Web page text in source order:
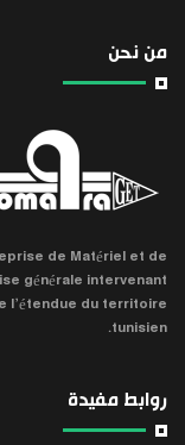
من نحن
de Matériel et de
générale intervenant
l’étendue du territoire
tunisien.
روابط مفيدة